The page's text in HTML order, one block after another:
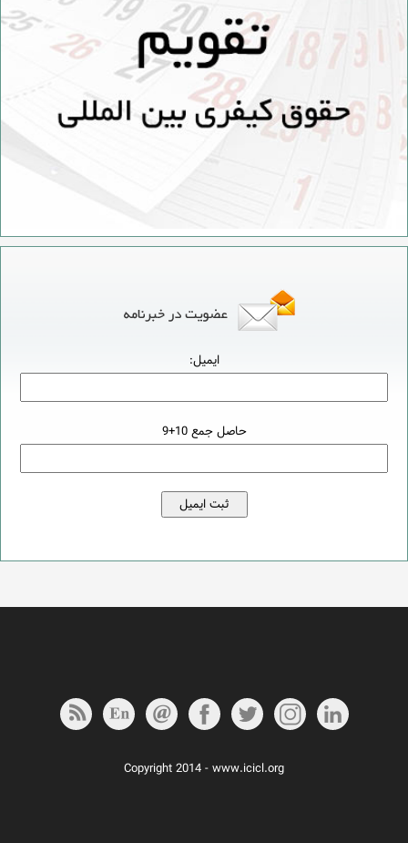
ایمیل:
حاصل جمع 10+9
Copyright 2014 - www.icicl.org